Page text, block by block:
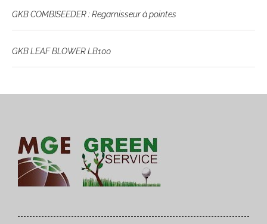
GKB COMBISEEDER : Regarnisseur à pointes
GKB LEAF BLOWER LB100